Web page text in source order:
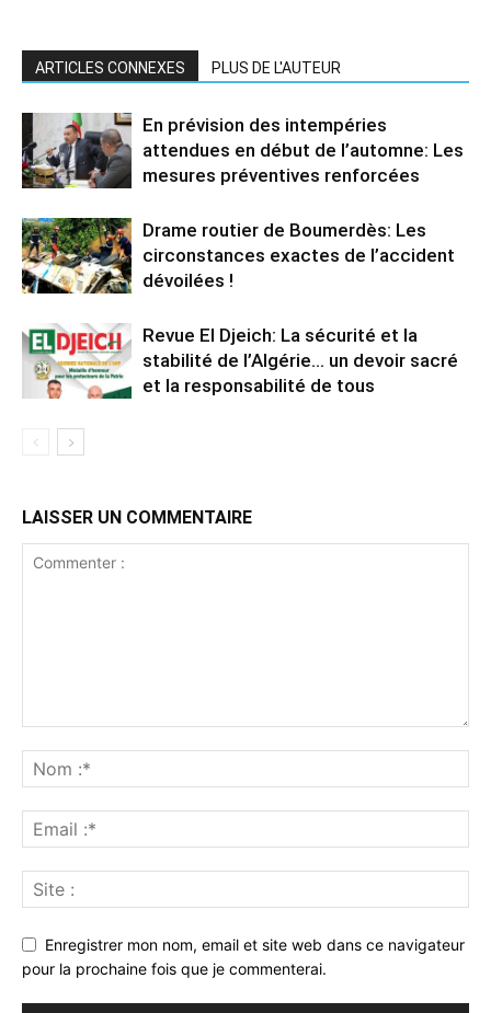
ARTICLES CONNEXES PLUS DE L'AUTEUR
En prévision des intempéries
attendues en début de l’automne: Les
mesures préventives renforcées
Drame routier de Boumerdès: Les
circonstances exactes de l’accident
dévoilées !
Revue El Djeich: La sécurité et la
stabilité de l’Algérie… un devoir sacré
et la responsabilité de tous
LAISSER UN COMMENTAIRE
Enregistrer mon nom, email et site web dans ce navigateur
pour la prochaine fois que je commenterai.